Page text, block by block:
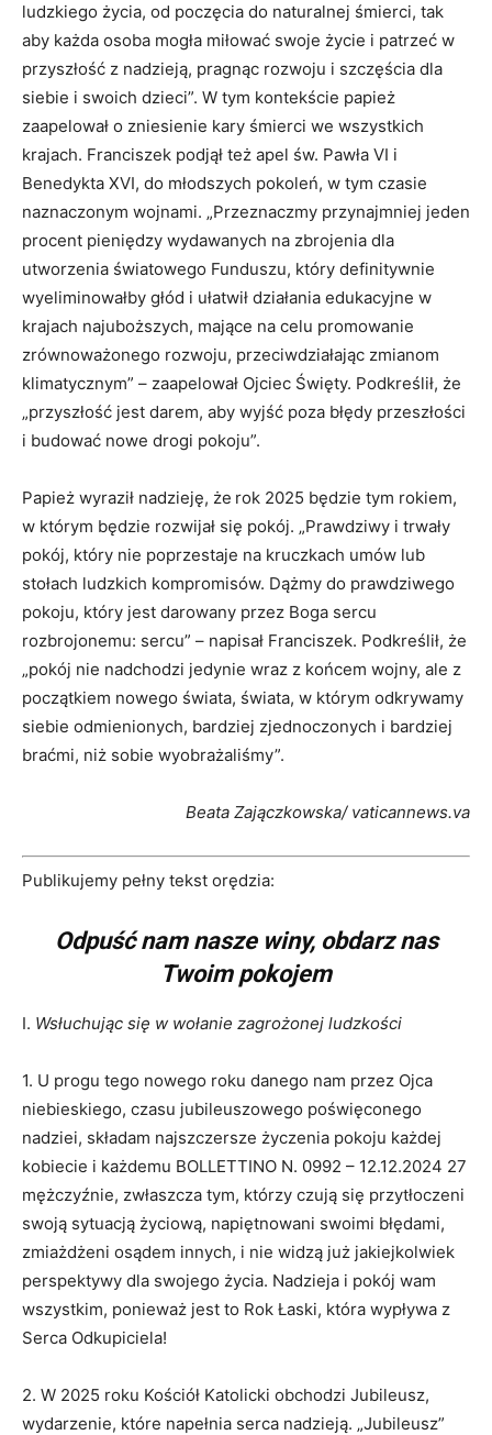
ludzkiego życia, od poczęcia do naturalnej śmierci, tak
aby każda osoba mogła miłować swoje życie i patrzeć w
przyszłość z nadzieją, pragnąc rozwoju i szczęścia dla
siebie i swoich dzieci”. W tym kontekście papież
zaapelował o zniesienie kary śmierci we wszystkich
krajach. Franciszek podjął też apel św. Pawła VI i
Benedykta XVI, do młodszych pokoleń, w tym czasie
naznaczonym wojnami. „Przeznaczmy przynajmniej jeden
procent pieniędzy wydawanych na zbrojenia dla
utworzenia światowego Funduszu, który definitywnie
wyeliminowałby głód i ułatwił działania edukacyjne w
krajach najuboższych, mające na celu promowanie
zrównoważonego rozwoju, przeciwdziałając zmianom
klimatycznym” – zaapelował Ojciec Święty. Podkreślił, że
„przyszłość jest darem, aby wyjść poza błędy przeszłości
i budować nowe drogi pokoju”.
Papież wyraził nadzieję, że rok 2025 będzie tym rokiem,
w którym będzie rozwijał się pokój. „Prawdziwy i trwały
pokój, który nie poprzestaje na kruczkach umów lub
stołach ludzkich kompromisów. Dążmy do prawdziwego
pokoju, który jest darowany przez Boga sercu
rozbrojonemu: sercu” – napisał Franciszek. Podkreślił, że
„pokój nie nadchodzi jedynie wraz z końcem wojny, ale z
początkiem nowego świata, świata, w którym odkrywamy
siebie odmienionych, bardziej zjednoczonych i bardziej
braćmi, niż sobie wyobrażaliśmy”.
Beata Zajączkowska/ vaticannews.va
Publikujemy pełny tekst orędzia:
Odpuść nam nasze winy, obdarz nas
Twoim pokojem
I. Wsłuchując się w wołanie zagrożonej ludzkości
1. U progu tego nowego roku danego nam przez Ojca
niebieskiego, czasu jubileuszowego poświęconego
nadziei, składam najszczersze życzenia pokoju każdej
kobiecie i każdemu BOLLETTINO N. 0992 – 12.12.2024 27
mężczyźnie, zwłaszcza tym, którzy czują się przytłoczeni
swoją sytuacją życiową, napiętnowani swoimi błędami,
zmiażdżeni osądem innych, i nie widzą już jakiejkolwiek
perspektywy dla swojego życia. Nadzieja i pokój wam
wszystkim, ponieważ jest to Rok Łaski, która wypływa z
Serca Odkupiciela!
2. W 2025 roku Kościół Katolicki obchodzi Jubileusz,
wydarzenie, które napełnia serca nadzieją. „Jubileusz”